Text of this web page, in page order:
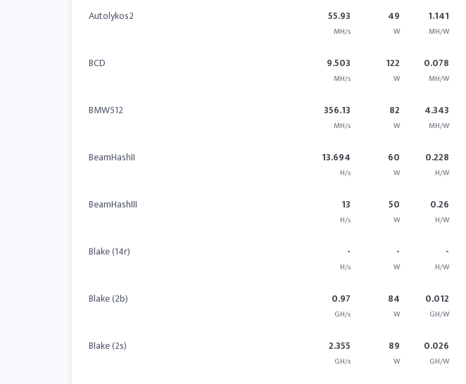
Autolykos2 55.93
MH/s
49
W
1.141
MH/W
BCD 9.503
MH/s
122
W
0.078
MH/W
BMW512 356.13
MH/s
82
W
4.343
MH/W
BeamHashII 13.694
H/s
60
W
0.228
H/W
BeamHashIII 13
H/s
50
W
0.26
H/W
Blake (14r) -
H/s
-
W
-
H/W
Blake (2b) 0.97
GH/s
84
W
0.012
GH/W
Blake (2s) 2.355
GH/s
89
W
0.026
GH/W